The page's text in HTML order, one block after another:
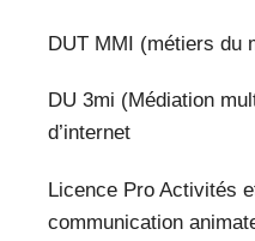
DUT MMI (métiers du
DU 3mi (Médiation
d’internet
Licence Pro Activités
communication